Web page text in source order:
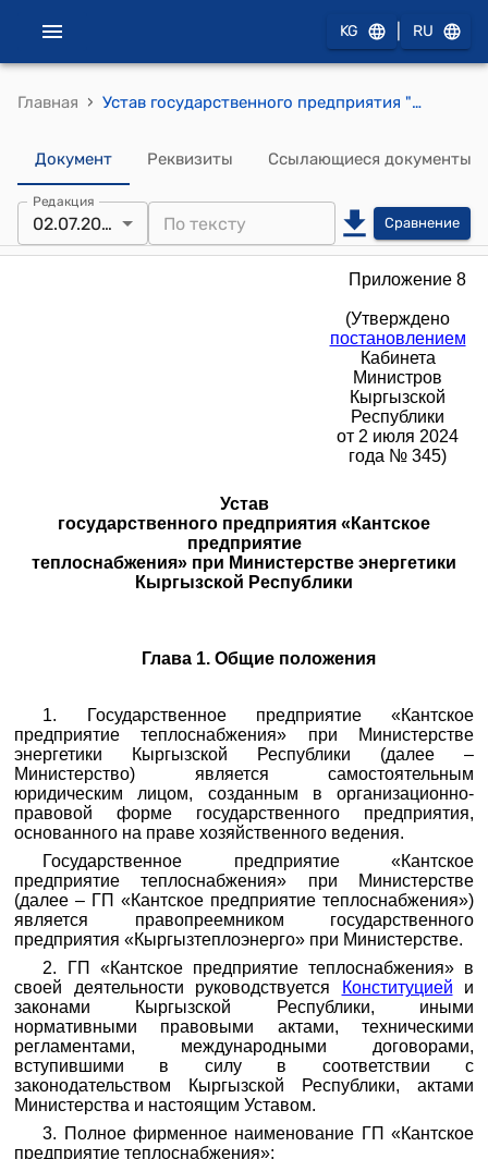
KG RU
Главная › Устав государственного предприятия "Кантское предприятие теплоснабжения" при Министерстве энергетики Кыргызской Республики (Утверждено постановлением Кабинета Министров Кыргызской Республики от 2 июля 2024 года № 345)
Документ Реквизиты Ссылающиеся документы
Редакция
02.07.2024 Сравнение